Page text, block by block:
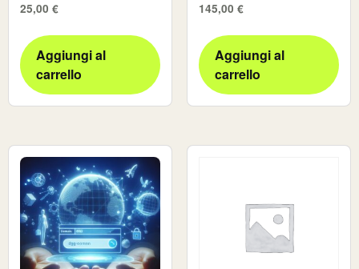
25,00 €
Aggiungi al
carrello
145,00 €
Aggiungi al
carrello